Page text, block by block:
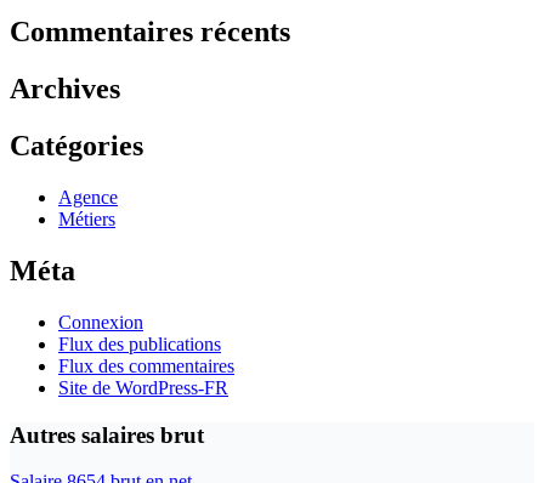
résultat
Commentaires récents
Archives
Catégories
Agence
Métiers
Méta
Connexion
Flux des publications
Flux des commentaires
Site de WordPress-FR
Autres salaires brut